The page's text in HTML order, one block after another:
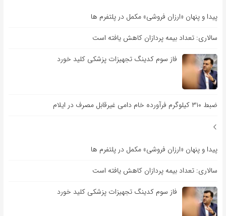
پیدا و پنهان «ارزان فروشی» مکمل در پلتفرم ها
سالاری: تعداد بیمه پردازان کاهش یافته است
فاز سوم کدینگ تجهیزات پزشکی کلید خورد
ضبط ۳۱۰ کیلوگرم فرآورده خام دامی غیرقابل مصرف در ایلام
پیدا و پنهان «ارزان فروشی» مکمل در پلتفرم ها
سالاری: تعداد بیمه پردازان کاهش یافته است
فاز سوم کدینگ تجهیزات پزشکی کلید خورد